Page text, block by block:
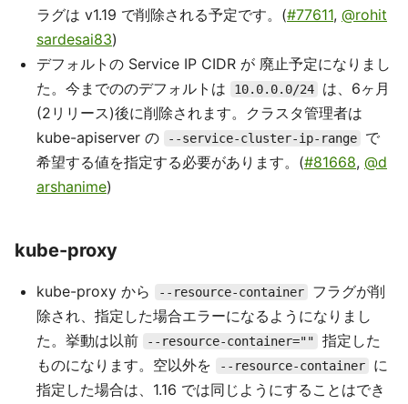
ラグは v1.19 で削除される予定です。(#77611, @rohit
sardesai83)
デフォルトの Service IP CIDR が 廃止予定になりまし
た。今までののデフォルトは
10.0.0.0/24
は、6ヶ月
(2リリース)後に削除されます。クラスタ管理者は
kube-apiserver の
--service-cluster-ip-range
で
希望する値を指定する必要があります。(#81668, @d
arshanime)
kube-proxy
kube-proxy から --resource-container
フラグが削
除され、指定した場合エラーになるようになりまし
た。挙動は以前
--resource-container=""
指定した
ものになります。空以外を
--resource-container
に
指定した場合は、1.16 では同じようにすることはでき